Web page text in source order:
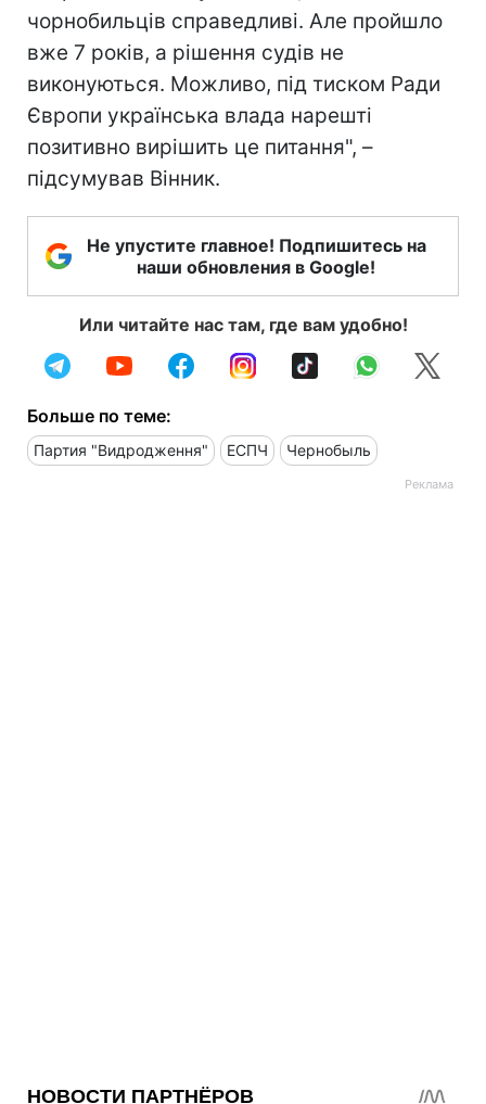
чорнобильців справедливі. Але пройшло
вже 7 років, а рішення судів не
виконуються. Можливо, під тиском Ради
Європи українська влада нарешті
позитивно вирішить це питання", –
підсумував Вінник.
Не упустите главное! Подпишитесь на
наши обновления в Google!
Или читайте нас там, где вам удобно!
Больше по теме:
Партия "Видродження" ЕСПЧ Чернобыль